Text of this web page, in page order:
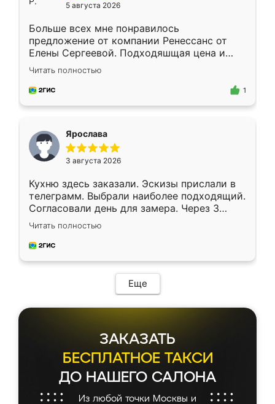
5 августа 2026
Больше всех мне понравилось
предложение от компании Ренессанс от
Елены Сергеевой. Подходяшщая цена и
короткие сроки изготовления. Приехавший
для замера сотрудник Владислав
предложил по моему эскизу самый
Читать полностью
1
Ярослава
3 августа 2026
Кухню здесь заказали. Эскизы прислали в
телеграмм. Выбрали наиболее подходящий.
Согласовали день для замера. Через 3
недели кухня была уже готова. Остались
довольны работой. Спасибо Ренессанс
мебель за качественную работу!
Читать полностью
Еще
ЗАКАЗАТЬ
БЕСПЛАТНОЕ ТАКСИ
ДО НАШЕГО САЛОНА
Из любой точки Москвы и